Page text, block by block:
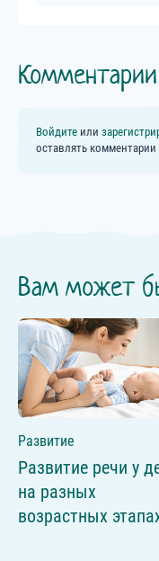
Комментарии
Войдите или
оставлять комментарии
Вам может
Развитие
Развитие речи у
на разных
возрастных